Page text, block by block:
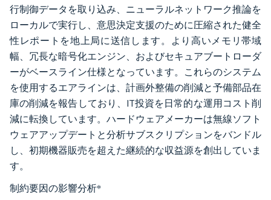
行制御データを取り込み、ニューラルネットワーク推論を
ローカルで実行し、意思決定支援のために圧縮された健全
性レポートを地上局に送信します。より高いメモリ帯域
幅、冗長な暗号化エンジン、およびセキュアブートローダ
ーがベースライン仕様となっています。これらのシステム
を使用するエアラインは、計画外整備の削減と予備部品在
庫の削減を報告しており、IT投資を日常的な運用コスト削
減に転換しています。ハードウェアメーカーは無線ソフト
ウェアアップデートと分析サブスクリプションをバンドル
し、初期機器販売を超えた継続的な収益源を創出していま
す。
制約要因の影響分析*